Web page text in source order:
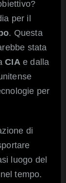
per il
. Questa
stata
CIAe dalla
per
di
luogo del
tempo.